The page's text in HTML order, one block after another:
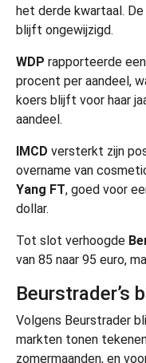
het derde kwartaal.
blijft ongewijzigd.
WDP rapporteerde
procent per aandeel,
koers blijft voor haar
aandeel.
IMCD versterkt zijn
overname van
Yang FT, goed voor
dollar.
Tot slot verhoogde
van 85 naar 95 euro,
Beurstrader’s
Volgens Beurstrader
markten tonen
zomermaanden, en